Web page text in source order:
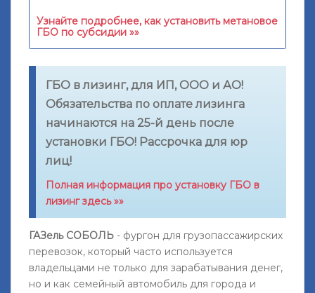
Узнайте подробнее, как установить метановое
ГБО по субсидии »»
ГБО в лизинг, для ИП, ООО и АО!
Обязательства по оплате лизинга
начинаются на 25-й день после
установки ГБО! Рассрочка для юр
лиц!
Полная информация про установку ГБО в
лизинг здесь »»
ГАЗель СОБОЛЬ - фургон для грузопассажирских
перевозок, который часто используется
владельцами не только для зарабатывания денег,
но и как семейный автомобиль для города и